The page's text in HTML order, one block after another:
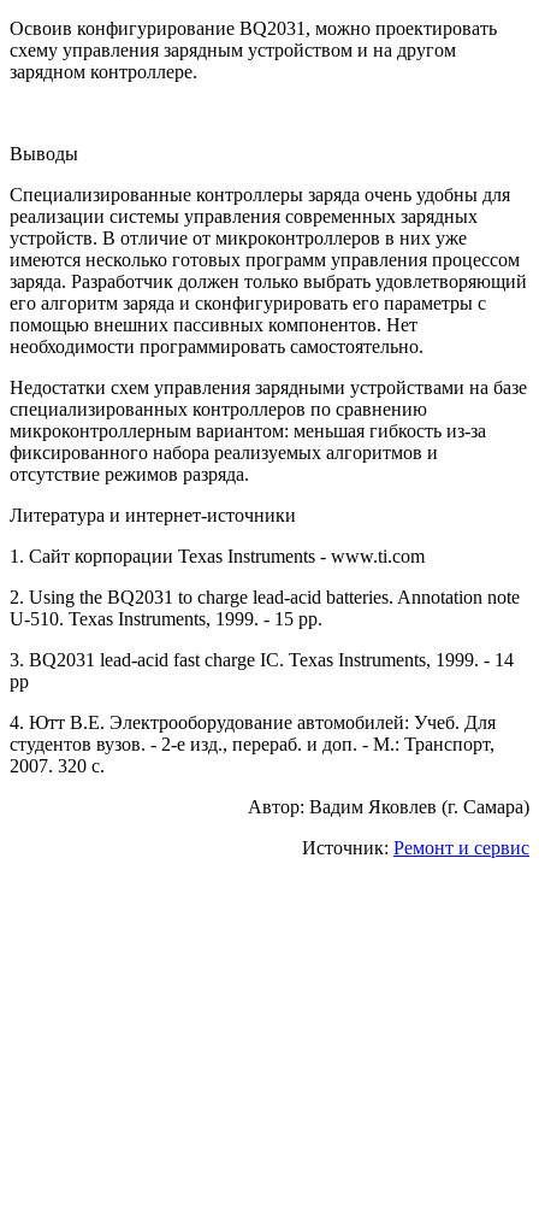
Освоив конфигурирование ВQ2031, можно проектировать
схему управления зарядным устройством и на другом
зарядном контроллере.
Выводы
Специализированные контроллеры заряда очень удобны для
реализации системы управления современных зарядных
устройств. В отличие от микроконтроллеров в них уже
имеются несколько готовых программ управления процессом
заряда. Разработчик должен только выбрать удовлетворяющий
его алгоритм заряда и сконфигурировать его параметры с
помощью внешних пассивных компонентов. Нет
необходимости программировать самостоятельно.
Недостатки схем управления зарядными устройствами на базе
специализированных контроллеров по сравнению
микроконтроллерным вариантом: меньшая гибкость из-за
фиксированного набора реализуемых алгоритмов и
отсутствие режимов разряда.
Литература и интернет-источники
1. Сайт корпорации Texas Instruments - www.ti.com
2. Using the BQ2031 to charge lead-acid batteries. Annotation note
U-510. Texas Instruments, 1999. - 15 pp.
3. BQ2031 lead-acid fast charge IC. Texas Instruments, 1999. - 14
pp
4. Ютт В.Е. Электрооборудование автомобилей: Учеб. Для
студентов вузов. - 2-е изд., перераб. и доп. - М.: Транспорт,
2007. 320 с.
Автор: Вадим Яковлев (г. Самара)
Источник: Ремонт и сервис